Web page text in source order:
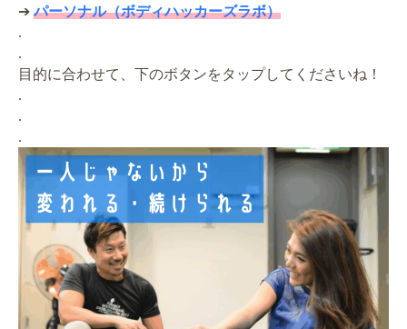
➔パーソナル（ボディハッカーズラボ）
.
.
目的に合わせて、下のボタンをタップしてくださいね！
.
.
.